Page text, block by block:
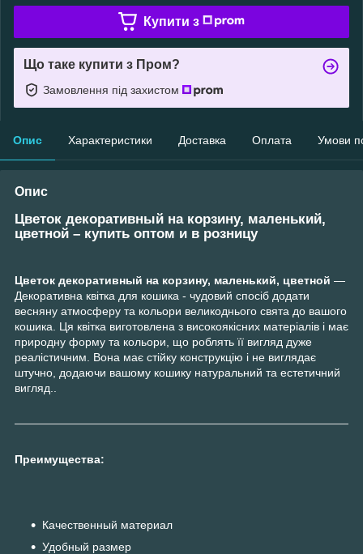
Купити з
Що таке купити з Пром?
Замовлення під захистом
Опис Характеристики Доставка Оплата Умови
Опис
Цветок декоративный на корзину, маленький,
цветной – купить оптом и в розницу
Цветок декоративный на корзину, маленький, цветной —
Декоративна квітка для кошика - чудовий спосіб додати
весняну атмосферу та кольори великоднього свята до вашого
кошика. Ця квітка виготовлена з високоякісних матеріалів і має
природну форму та кольори, що роблять її вигляд дуже
реалістичним. Вона має стійку конструкцію і не виглядає
штучно, додаючи вашому кошику натуральний та естетичний
вигляд..
Преимущества:
Качественный материал
Удобный размер